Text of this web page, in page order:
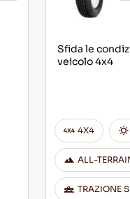
Sfida le
veicolo 4x4
4X4
ALL-
TRAZIONE